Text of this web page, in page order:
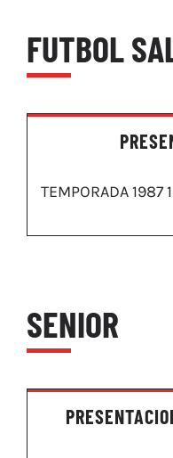
FUTBOL
TEMPORADA 1987
SENIOR